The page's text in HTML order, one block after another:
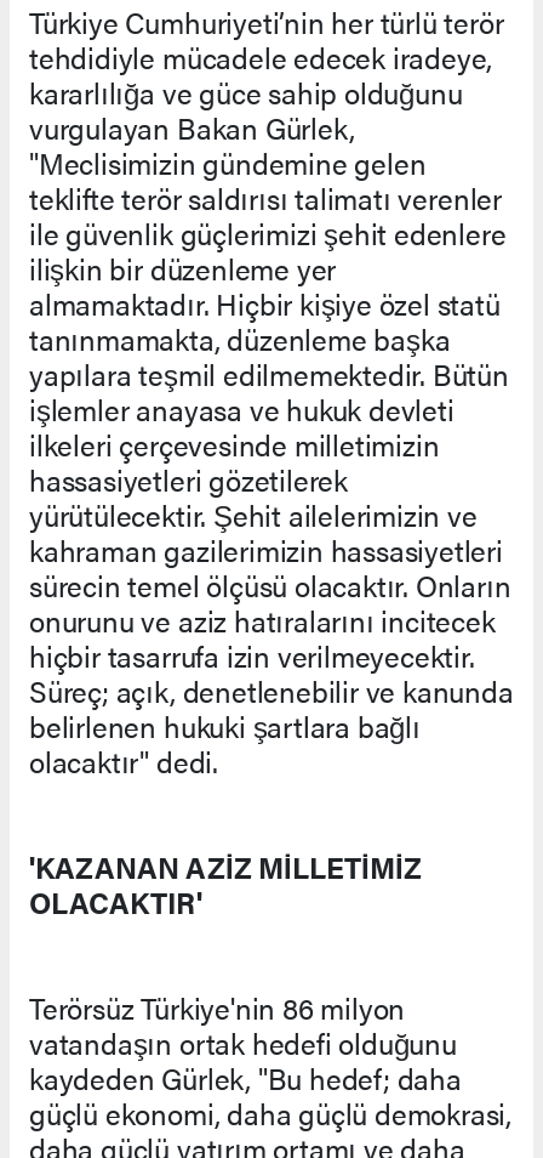
Türkiye Cumhuriyeti’nin her türlü terör
tehdidiyle mücadele edecek iradeye,
kararlılığa ve güce sahip olduğunu
vurgulayan Bakan Gürlek,
"Meclisimizin gündemine gelen
teklifte terör saldırısı talimatı verenler
ile güvenlik güçlerimizi şehit edenlere
ilişkin bir düzenleme yer
almamaktadır. Hiçbir kişiye özel statü
tanınmamakta, düzenleme başka
yapılara teşmil edilmemektedir. Bütün
işlemler anayasa ve hukuk devleti
ilkeleri çerçevesinde milletimizin
hassasiyetleri gözetilerek
yürütülecektir. Şehit ailelerimizin ve
kahraman gazilerimizin hassasiyetleri
sürecin temel ölçüsü olacaktır. Onların
onurunu ve aziz hatıralarını incitecek
hiçbir tasarrufa izin verilmeyecektir.
Süreç; açık, denetlenebilir ve kanunda
belirlenen hukuki şartlara bağlı
olacaktır" dedi.
'KAZANAN AZİZ MİLLETİMİZ
OLACAKTIR'
Terörsüz Türkiye'nin 86 milyon
vatandaşın ortak hedefi olduğunu
kaydeden Gürlek, "Bu hedef; daha
güçlü ekonomi, daha güçlü demokrasi,
daha güçlü yatırım ortamı ve daha